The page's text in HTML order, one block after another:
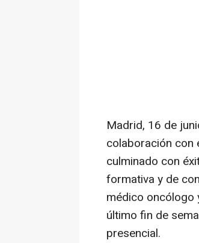
Madrid, 16 de
colaboración con
culminado con
formativa y de
médico oncólogo
último fin de
presencial.